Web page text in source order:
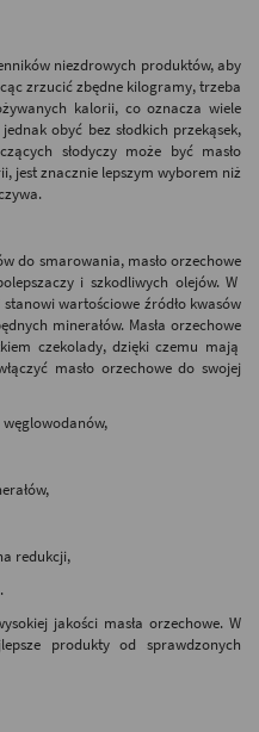
niezdrowych produktów, aby
zrzucić zbędne kilogramy, trzeba
kalorii, co oznacza wiele
obyć bez słodkich przekąsek,
słodyczy może być masło
jest znacznie lepszym wyborem niż
do smarowania, masło orzechowe
i szkodliwych olejów. W
wartościowe źródło kwasów
minerałów. Masła orzechowe
czekolady, dzięki czemu mają
masło orzechowedo swojej
redukcji,
jakości masła orzechowe. W
produkty od sprawdzonych